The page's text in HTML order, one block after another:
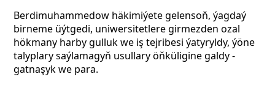
Berdimuhammedow häkimiýete gelensoň, ýagdaý
birneme üýtgedi, uniwersitetlere girmezden ozal
hökmany harby gulluk we iş tejribesi ýatyryldy, ýöne
talyplary saýlamagyň usullary öňküligine galdy -
gatnaşyk we para.